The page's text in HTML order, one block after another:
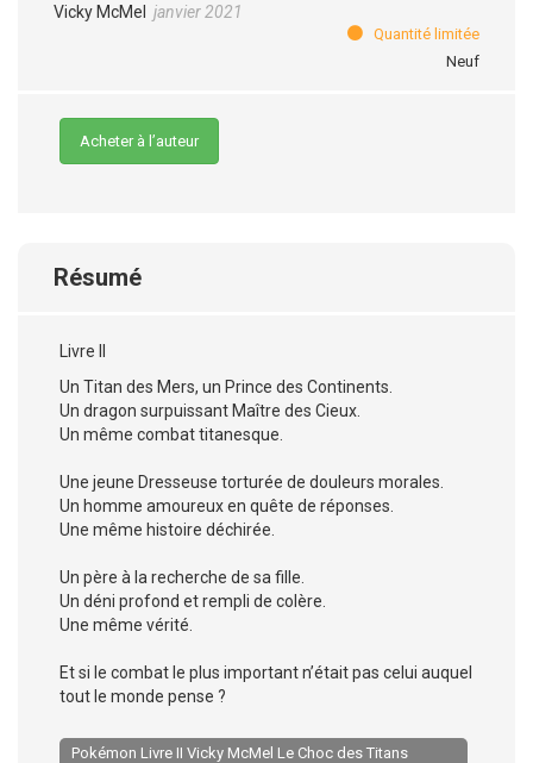
Vicky McMel janvier 2021
Quantité limitée
Neuf
Acheter à l’auteur
Résumé
Livre II
Un Titan des Mers, un Prince des Continents.
Un dragon surpuissant Maître des Cieux.
Un même combat titanesque.
Une jeune Dresseuse torturée de douleurs morales.
Un homme amoureux en quête de réponses.
Une même histoire déchirée.
Un père à la recherche de sa fille.
Un déni profond et rempli de colère.
Une même vérité.
Et si le combat le plus important n’était pas celui auquel
tout le monde pense ?
Pokémon Livre II Vicky McMel Le Choc des Titans